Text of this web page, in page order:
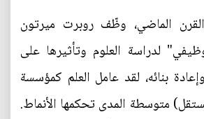
الماضي، وظّف روبرت ميرتون
لدراسة العلوم وتأثيرها على
بنائه، لقد عامل العلم كمؤسسة
متوسطة المدى تحكمها الأنماط.